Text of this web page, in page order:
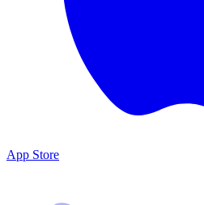
App Store